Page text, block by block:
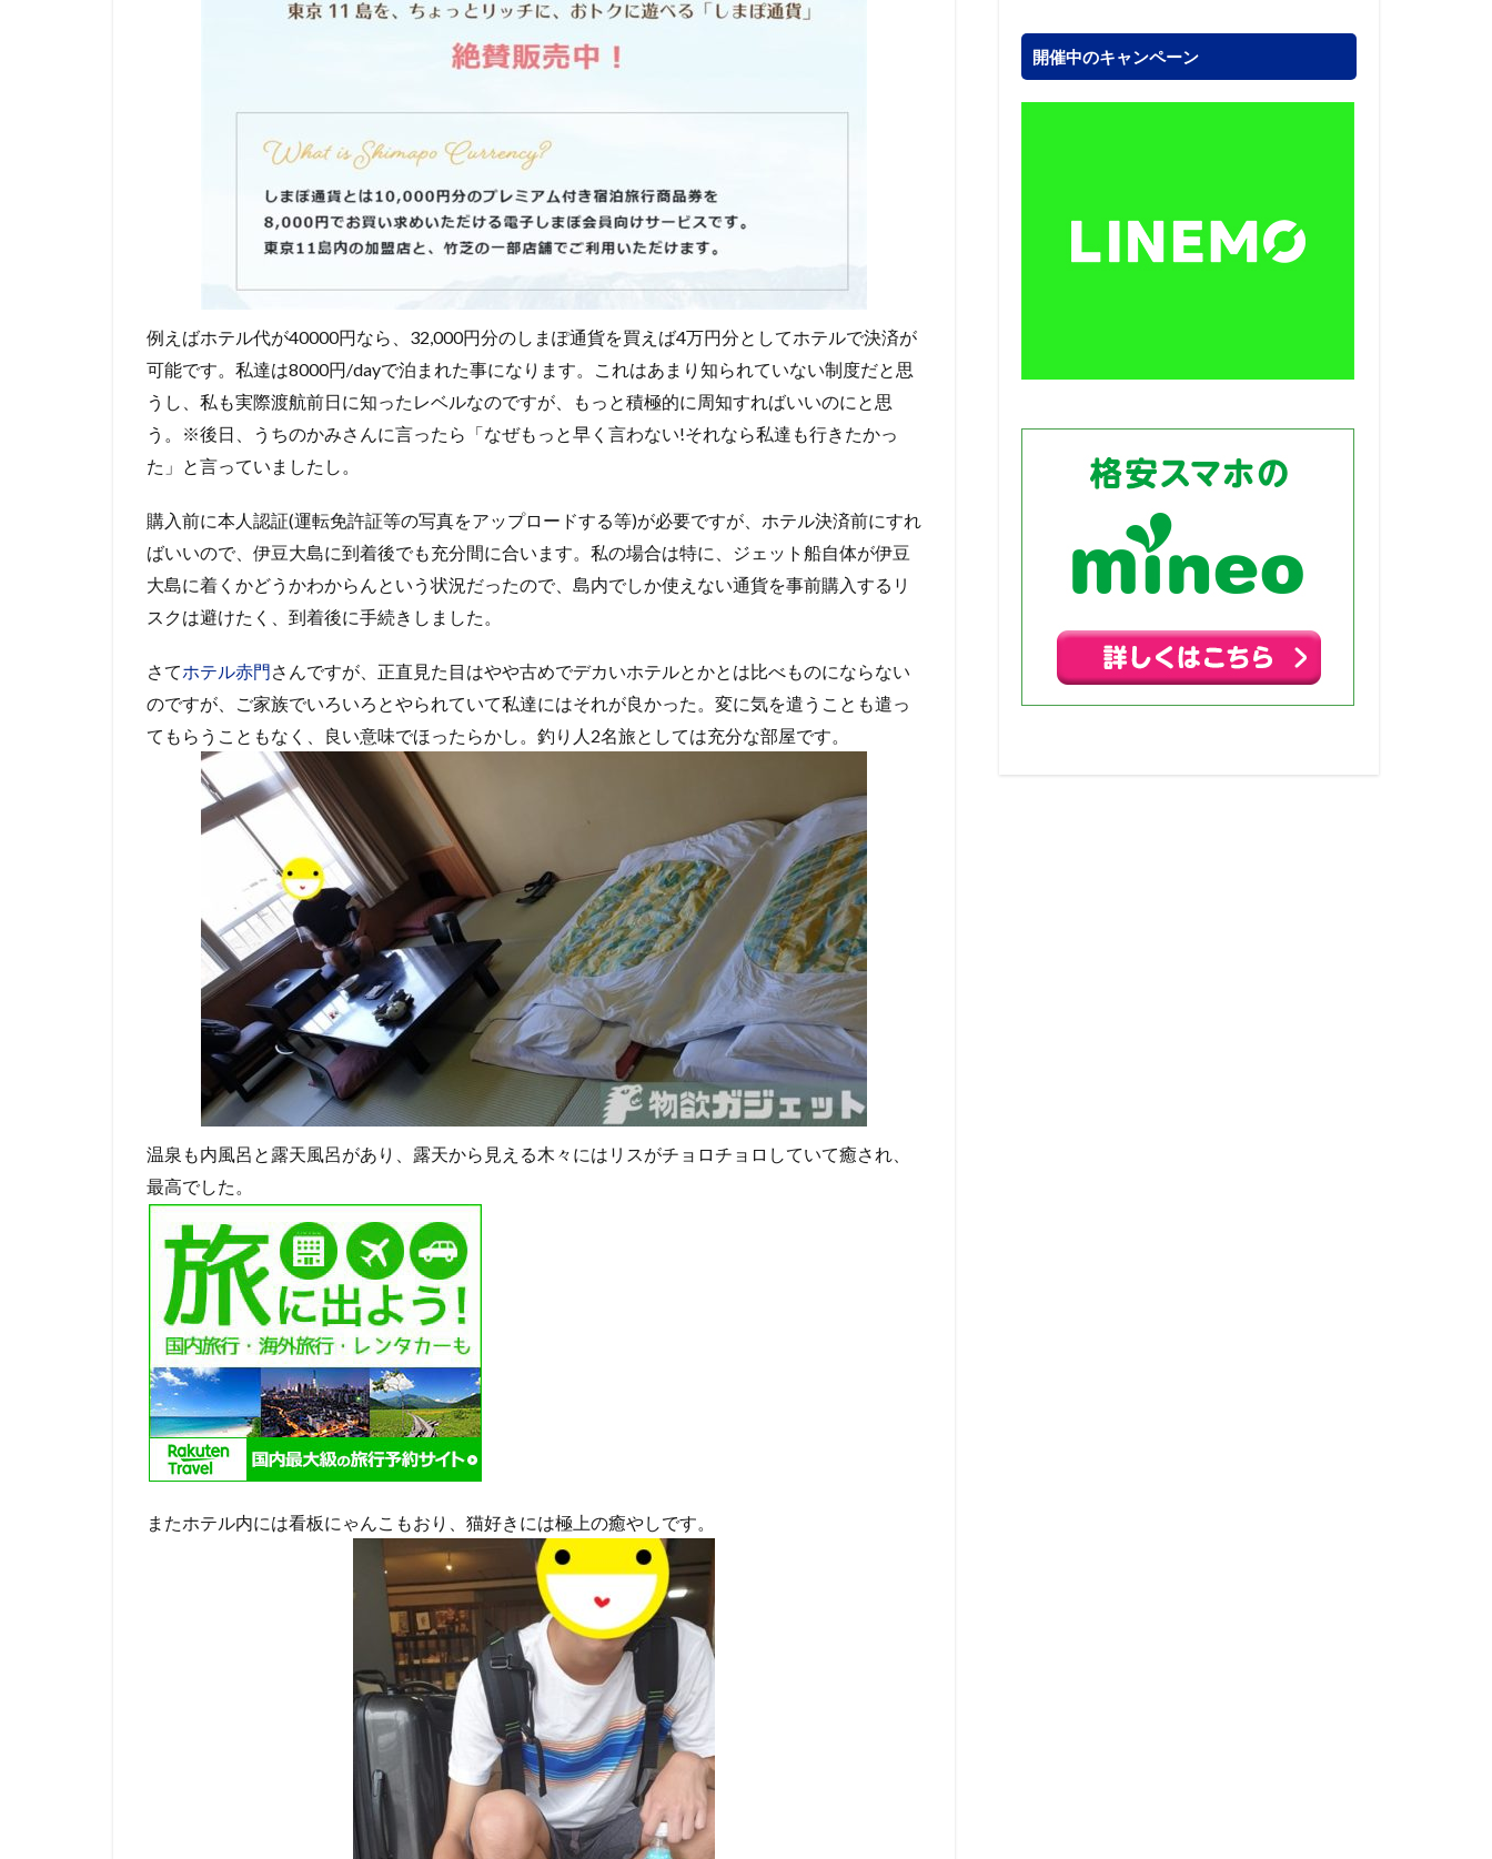
例えばホテル代が40000円なら、32,000円分のしまぽ通貨を買えば4万円分としてホテルで決済が
可能です。私達は8000円/dayで泊まれた事になります。これはあまり知られていない制度だと思
うし、私も実際渡航前日に知ったレベルなのですが、もっと積極的に周知すればいいのにと思
う。※後日、うちのかみさんに言ったら「なぜもっと早く言わない!それなら私達も行きたかっ
た」と言っていましたし。
購入前に本人認証(運転免許証等の写真をアップロードする等)が必要ですが、ホテル決済前にすれ
ばいいので、伊豆大島に到着後でも充分間に合います。私の場合は特に、ジェット船自体が伊豆
大島に着くかどうかわからんという状況だったので、島内でしか使えない通貨を事前購入するリ
スクは避けたく、到着後に手続きしました。
さてホテル赤門さんですが、正直見た目はやや古めでデカいホテルとかとは比べものにならない
のですが、ご家族でいろいろとやられていて私達にはそれが良かった。変に気を遣うことも遣っ
てもらうこともなく、良い意味でほったらかし。釣り人2名旅としては充分な部屋です。
温泉も内風呂と露天風呂があり、露天から見える木々にはリスがチョロチョロしていて癒され、
最高でした。
またホテル内には看板にゃんこもおり、猫好きには極上の癒やしです。
開催中のキャンペーン